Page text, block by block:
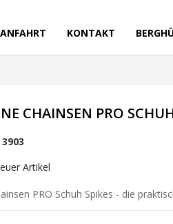
ANFAHRT KONTAKT
CHAINSEN PRO
3903
Artikel
PRO Schuh Spikes - die